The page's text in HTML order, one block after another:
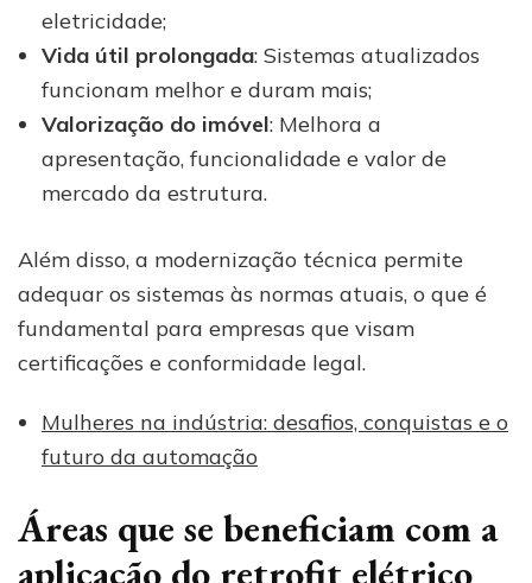
eletricidade;
Vida útil prolongada: Sistemas atualizados
funcionam melhor e duram mais;
Valorização do imóvel: Melhora a
apresentação, funcionalidade e valor de
mercado da estrutura.
Além disso, a modernização técnica permite
adequar os sistemas às normas atuais, o que é
fundamental para empresas que visam
certificações e conformidade legal.
Mulheres na indústria: desafios, conquistas e o
futuro da automação
Áreas que se beneficiam com a